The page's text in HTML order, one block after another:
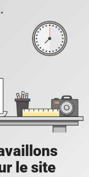
le site